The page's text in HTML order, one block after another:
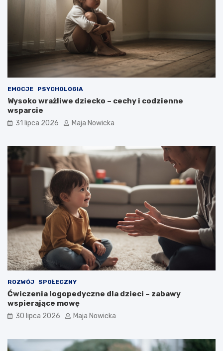
EMOCJE PSYCHOLOGIA
Wysoko wrażliwe dziecko – cechy i codzienne
wsparcie
31 lipca 2026 Maja Nowicka
ROZWÓJ SPOŁECZNY
Ćwiczenia logopedyczne dla dzieci – zabawy
wspierające mowę
30 lipca 2026 Maja Nowicka